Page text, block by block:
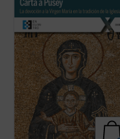
respuesta a
Eirenicon
escrito por su amigo Edward Pusey. Aquí el
santo insiste en la legitimidad del puesto de
María en la teología católica recurriendo ...
(ver ficha)